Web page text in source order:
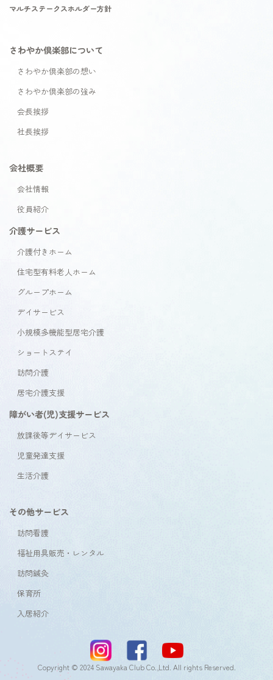
マルチステークスホルダー方針
さわやか倶楽部について
さわやか倶楽部の想い
さわやか倶楽部の強み
会長挨拶
社長挨拶
会社概要
会社情報
役員紹介
介護サービス
介護付きホーム
住宅型有料老人ホーム
グループホーム
デイサービス
小規模多機能型居宅介護
ショートステイ
訪問介護
居宅介護支援
障がい者(児)支援サービス
放課後等デイサービス
児童発達支援
生活介護
その他サービス
訪問看護
福祉用具販売・レンタル
訪問鍼灸
保育所
入居紹介
Copyright © 2024 Sawayaka Club Co.,Ltd. All rights Reserved.